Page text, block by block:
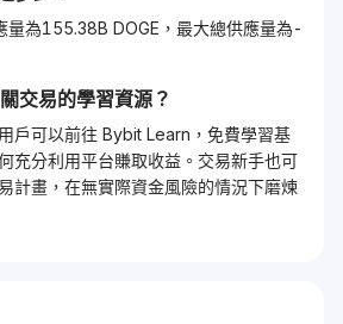
為155.38B DOGE，最大總供應量為-
交易的學習資源？
戶可以前往 Bybit Learn，免費學習基
充分利用平台賺取收益。交易新手也可
計畫，在無實際資金風險的情況下磨煉